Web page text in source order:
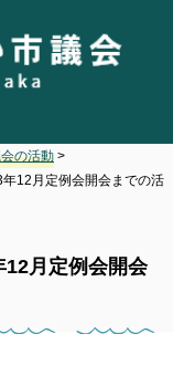
の活動 >
12月定例会開会までの活
月定例会開会